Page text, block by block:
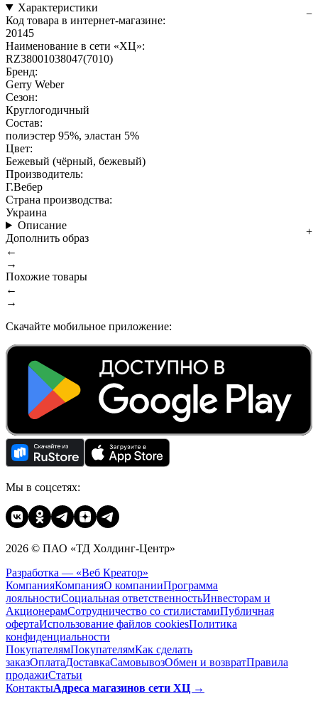
Характеристики
Код товара в интернет-магазине:
20145
Наименование в сети «ХЦ»:
RZ38001038047(7010)
Бренд:
Gerry Weber
Сезон:
Круглогодичный
Состав:
полиэстер 95%, эластан 5%
Цвет:
Бежевый (чёрный, бежевый)
Производитель:
Г.Вебер
Страна производства:
Украина
Описание
Дополнить образ
←
→
Похожие товары
←
→
Скачайте мобильное приложение:
Мы в соцсетях:
2026 © ПАО «ТД Холдинг-Центр»
Разработка — «Веб Креатор»
КомпанияКомпанияО компанииПрограмма
лояльностиСоциальная ответственностьИнвесторам и
АкционерамСотрудничество со стилистамиПубличная
офертаИспользование файлов cookiesПолитика
конфиденциальности
ПокупателямПокупателямКак сделать
заказОплатаДоставкаCамовывозОбмен и возвратПравила
продажиСтатьи
КонтактыАдреса магазинов сети ХЦ →